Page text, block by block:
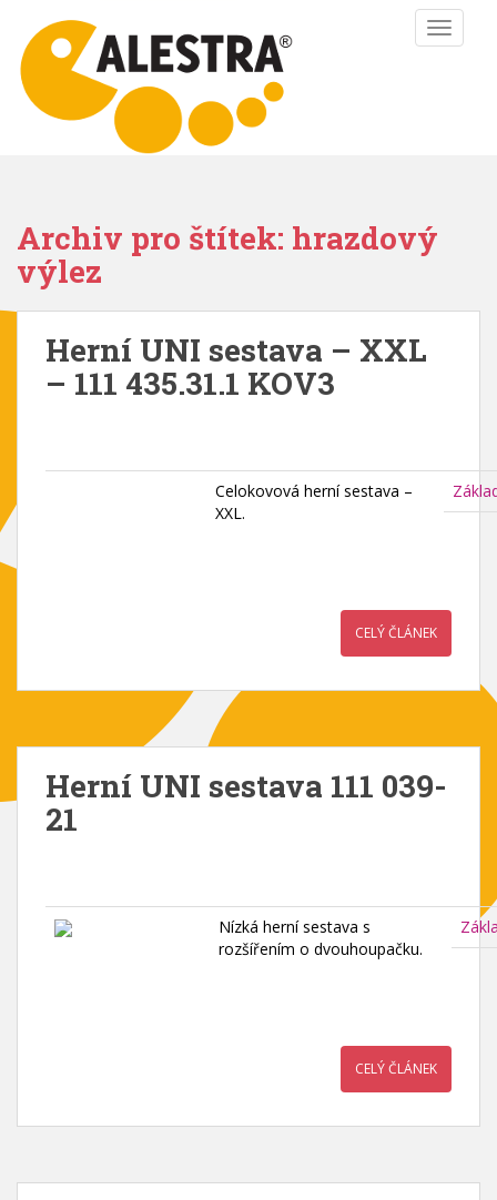
n
Archiv pro štítek: hrazdový
výlez
Herní UNI sestava – XXL
– 111 435.31.1 KOV3
Celokovová herní sestava –
XXL.
CELÝ ČLÁNEK
Herní UNI sestava 111 039-
21
Nízká herní sestava s
rozšířením o dvouhoupačku.
CELÝ ČLÁNEK